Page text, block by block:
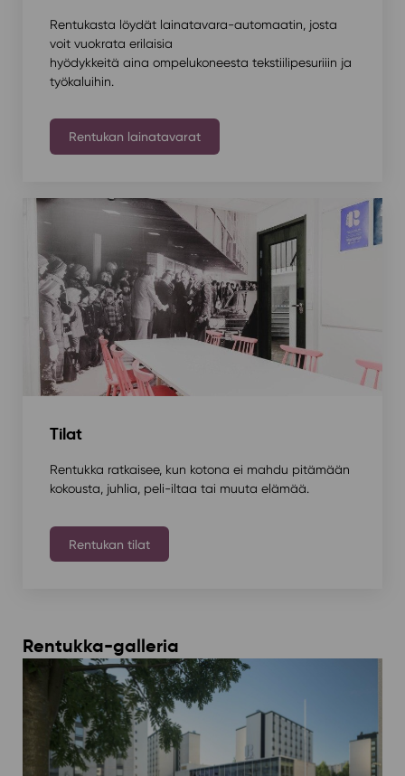
Rentukasta löydät lainatavara-automaatin, josta
voit vuokrata erilaisia
hyödykkeitä aina ompelukoneesta tekstiilipesuriiin ja
työkaluihin.
Rentukan lainatavarat
Tilat
Rentukka ratkaisee, kun kotona ei mahdu pitämään
kokousta, juhlia, peli-iltaa tai muuta elämää.
Rentukan tilat
Rentukka-galleria